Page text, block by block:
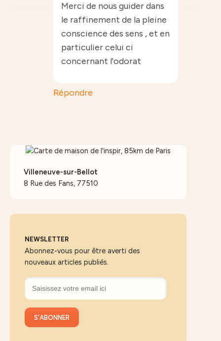
Merci de nous guider dans
le raffinement de la pleine
conscience des sens , et en
particulier celui ci
concernant l'odorat
Répondre
Villeneuve-sur-Bellot
8 Rue des Fans, 77510
NEWSLETTER
Abonnez-vous pour être averti des
nouveaux articles publiés.